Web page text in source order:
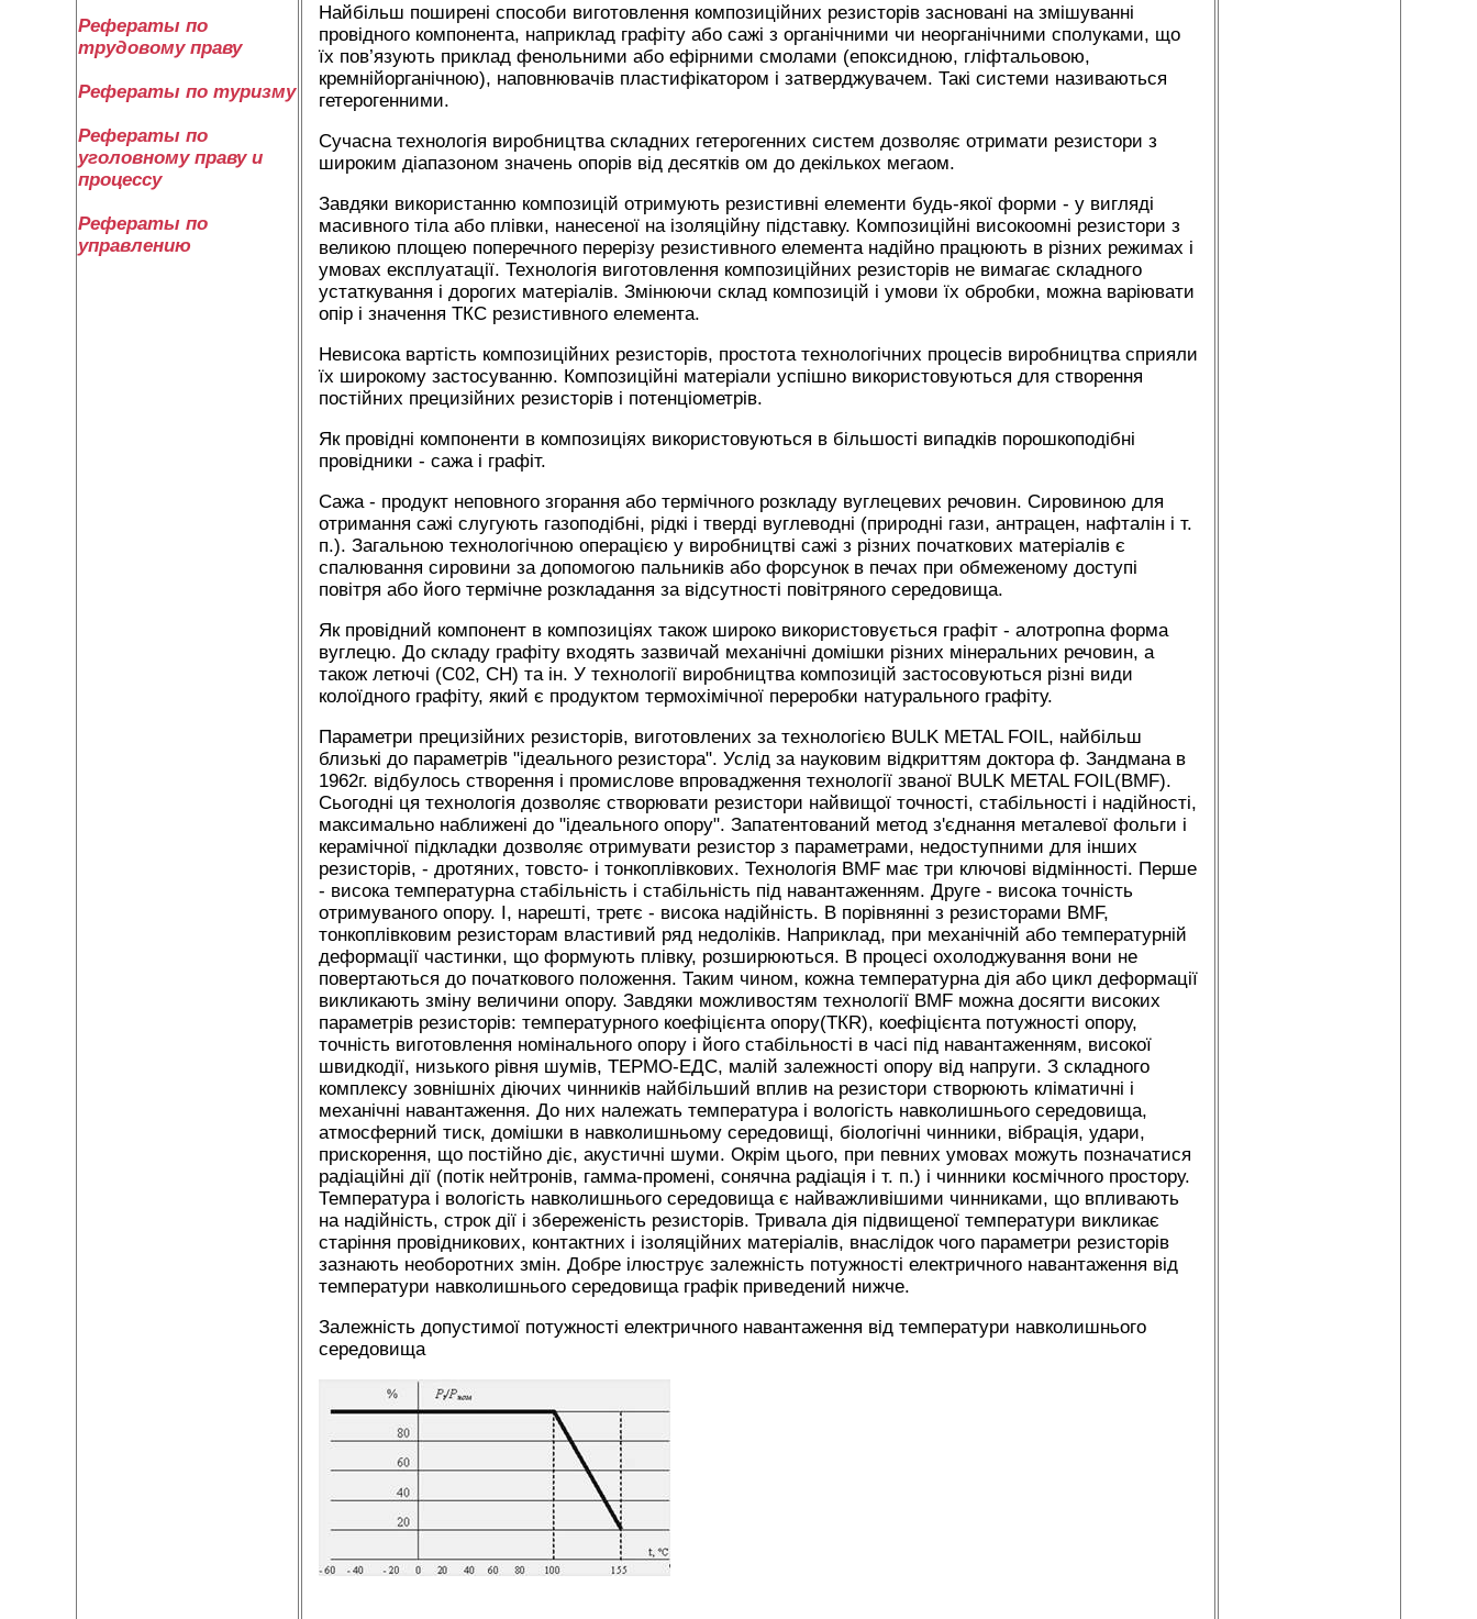
Рефераты по
трудовому праву
Рефераты по туризму
Рефераты по
уголовному праву и
процессу
Рефераты по
управлению
Найбільш поширені способи виготовлення композиційних резисторів засновані на змішуванні
провідного компонента, наприклад графіту або сажі з органічними чи неорганічними сполуками, що
їх пов’язують приклад фенольними або ефірними смолами (епоксидною, гліфтальовою,
кремнійорганічною), наповнювачів пластифікатором і затверджувачем. Такі системи називаються
гетерогенними.
Сучасна технологія виробництва складних гетерогенних систем дозволяє отримати резистори з
широким діапазоном значень опорів від десятків ом до декількох мегаом.
Завдяки використанню композицій отримують резистивні елементи будь-якої форми - у вигляді
масивного тіла або плівки, нанесеної на ізоляційну підставку. Композиційні високоомні резистори з
великою площею поперечного перерізу резистивного елемента надійно працюють в різних режимах і
умовах експлуатації. Технологія виготовлення композиційних резисторів не вимагає складного
устаткування і дорогих матеріалів. Змінюючи склад композицій і умови їх обробки, можна варіювати
опір і значення ТКС резистивного елемента.
Невисока вартість композиційних резисторів, простота технологічних процесів виробництва сприяли
їх широкому застосуванню. Композиційні матеріали успішно використовуються для створення
постійних прецизійних резисторів і потенціометрів.
Як провідні компоненти в композиціях використовуються в більшості випадків порошкоподібні
провідники - сажа і графіт.
Сажа - продукт неповного згорання або термічного розкладу вуглецевих речовин. Сировиною для
отримання сажі слугують газоподібні, рідкі і тверді вуглеводні (природні гази, антрацен, нафталін і т.
п.). Загальною технологічною операцією у виробництві сажі з різних початкових матеріалів є
спалювання сировини за допомогою пальників або форсунок в печах при обмеженому доступі
повітря або його термічне розкладання за відсутності повітряного середовища.
Як провідний компонент в композиціях також широко використовується графіт - алотропна форма
вуглецю. До складу графіту входять зазвичай механічні домішки різних мінеральних речовин, а
також летючі (С02, СН) та ін. У технології виробництва композицій застосовуються різні види
колоїдного графіту, який є продуктом термохімічної переробки натурального графіту.
Параметри прецизійних резисторів, виготовлених за технологією BULK METAL FOIL, найбільш
близькі до параметрів "ідеального резистора". Услід за науковим відкриттям доктора ф. Зандмана в
1962г. відбулось створення і промислове впровадження технології званої BULK METAL FOIL(BMF).
Сьогодні ця технологія дозволяє створювати резистори найвищої точності, стабільності і надійності,
максимально наближені до "ідеального опору". Запатентований метод з'єднання металевої фольги і
керамічної підкладки дозволяє отримувати резистор з параметрами, недоступними для інших
резисторів, - дротяних, товсто- і тонкоплівкових. Технологія BMF має три ключові відмінності. Перше
- висока температурна стабільність і стабільність під навантаженням. Друге - висока точність
отримуваного опору. І, нарешті, третє - висока надійність. В порівнянні з резисторами BMF,
тонкоплівковим резисторам властивий ряд недоліків. Наприклад, при механічній або температурній
деформації частинки, що формують плівку, розширюються. В процесі охолоджування вони не
повертаються до початкового положення. Таким чином, кожна температурна дія або цикл деформації
викликають зміну величини опору. Завдяки можливостям технології BMF можна досягти високих
параметрів резисторів: температурного коефіцієнта опору(ТКR), коефіцієнта потужності опору,
точність виготовлення номінального опору і його стабільності в часі під навантаженням, високої
швидкодії, низького рівня шумів, ТЕРМО-ЕДС, малій залежності опору від напруги. З складного
комплексу зовнішніх діючих чинників найбільший вплив на резистори створюють кліматичні і
механічні навантаження. До них належать температура і вологість навколишнього середовища,
атмосферний тиск, домішки в навколишньому середовищі, біологічні чинники, вібрація, удари,
прискорення, що постійно діє, акустичні шуми. Окрім цього, при певних умовах можуть позначатися
радіаційні дії (потік нейтронів, гамма-промені, сонячна радіація і т. п.) і чинники космічного простору.
Температура і вологість навколишнього середовища є найважливішими чинниками, що впливають
на надійність, строк дії і збереженість резисторів. Тривала дія підвищеної температури викликає
старіння провідникових, контактних і ізоляційних матеріалів, внаслідок чого параметри резисторів
зазнають необоротних змін. Добре ілюструє залежність потужності електричного навантаження від
температури навколишнього середовища графік приведений нижче.
Залежність допустимої потужності електричного навантаження від температури навколишнього
середовища